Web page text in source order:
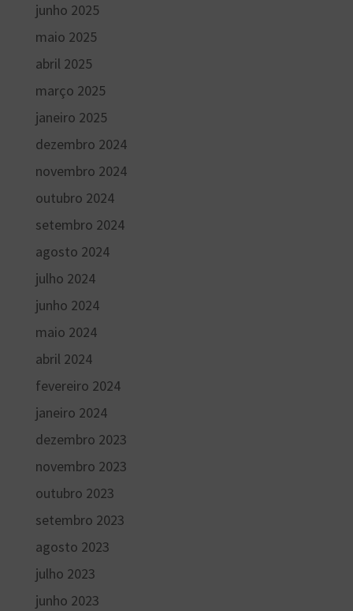
junho 2025
maio 2025
abril 2025
março 2025
janeiro 2025
dezembro 2024
novembro 2024
outubro 2024
setembro 2024
agosto 2024
julho 2024
junho 2024
maio 2024
abril 2024
fevereiro 2024
janeiro 2024
dezembro 2023
novembro 2023
outubro 2023
setembro 2023
agosto 2023
julho 2023
junho 2023